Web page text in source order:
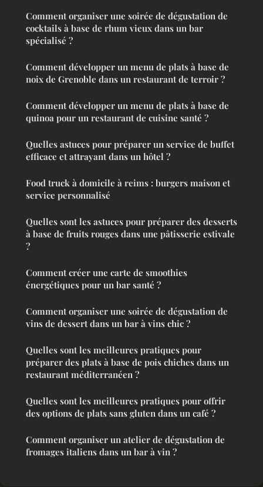
Comment organiser une soirée de dégustation de
cocktails à base de rhum vieux dans un bar
spécialisé ?
Comment développer un menu de plats à base de
noix de Grenoble dans un restaurant de terroir ?
Comment développer un menu de plats à base de
quinoa pour un restaurant de cuisine santé ?
Quelles astuces pour préparer un service de buffet
efficace et attrayant dans un hôtel ?
Food truck à domicile à reims : burgers maison et
service personnalisé
Quelles sont les astuces pour préparer des desserts
à base de fruits rouges dans une pâtisserie estivale
?
Comment créer une carte de smoothies
énergétiques pour un bar santé ?
Comment organiser une soirée de dégustation de
vins de dessert dans un bar à vins chic ?
Quelles sont les meilleures pratiques pour
préparer des plats à base de pois chiches dans un
restaurant méditerranéen ?
Quelles sont les meilleures pratiques pour offrir
des options de plats sans gluten dans un café ?
Comment organiser un atelier de dégustation de
fromages italiens dans un bar à vin ?